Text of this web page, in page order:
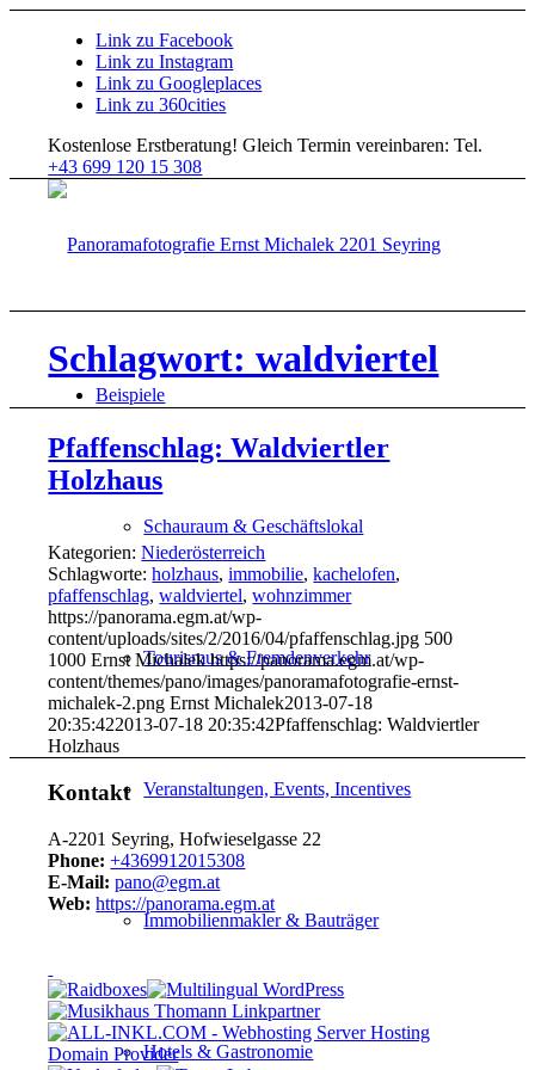
Link zu Facebook
Link zu Instagram
Link zu Googleplaces
Link zu 360cities
Kostenlose Erstberatung! Gleich Termin vereinbaren: Tel.
+43 699 120 15 308
Beispiele
Schauraum & Geschäftslokal
Tourismus & Fremdenverkehr
Veranstaltungen, Events, Incentives
Immobilienmakler & Bauträger
Hotels & Gastronomie
Schlagwort: waldviertel
Pfaffenschlag: Waldviertler
Holzhaus
Kategorien:Niederösterreich
Schlagworte:holzhaus,immobilie,kachelofen,
pfaffenschlag,waldviertel,wohnzimmer
https://panorama.egm.at/wp-
content/uploads/sites/2/2016/04/pfaffenschlag.jpg 500
1000 Ernst Michalek https://panorama.egm.at/wp-
content/themes/pano/images/panoramafotografie-ernst-
michalek-2.png Ernst Michalek2013-07-18
20:35:422013-07-18 20:35:42Pfaffenschlag: Waldviertler
Holzhaus
Kontakt
A-2201 Seyring, Hofwieselgasse 22
Phone: +4369912015308
E-Mail: pano@egm.at
Web: https://panorama.egm.at